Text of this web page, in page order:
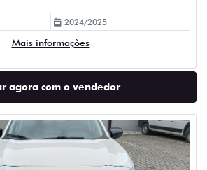
2024/2025
Mais informações
agora com o vendedor